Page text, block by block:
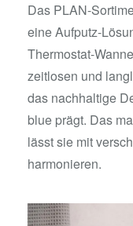
Das PLAN-
eine Aufputz-
Thermostat-
zeitlosen und
das nachhaltige
blue prägt. Das
lässt sie mit
harmonieren.